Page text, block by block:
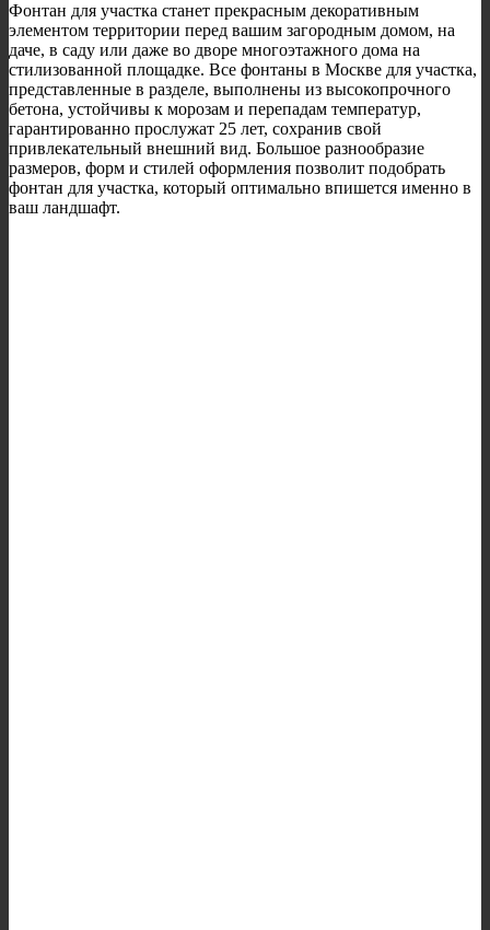
Фонтан для участка станет прекрасным декоративным
элементом территории перед вашим загородным домом, на
даче, в саду или даже во дворе многоэтажного дома на
стилизованной площадке. Все фонтаны в Москве для участка,
представленные в разделе, выполнены из высокопрочного
бетона, устойчивы к морозам и перепадам температур,
гарантированно прослужат 25 лет, сохранив свой
привлекательный внешний вид. Большое разнообразие
размеров, форм и стилей оформления позволит подобрать
фонтан для участка, который оптимально впишется именно в
ваш ландшафт.